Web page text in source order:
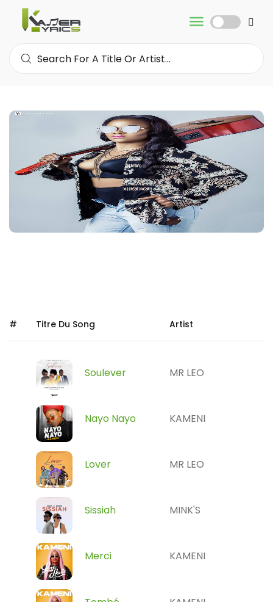
# Titre Du Song Artist
Soulever MR LEO
Nayo Nayo KAMENI
Lover MR LEO
Sissiah MINK'S
Merci KAMENI